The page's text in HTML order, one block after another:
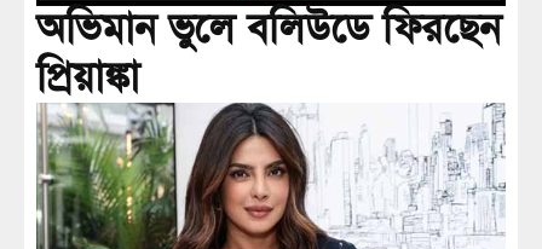
অভিমান ভুলে বলিউডে ফিরছেন
প্রিয়াঙ্কা